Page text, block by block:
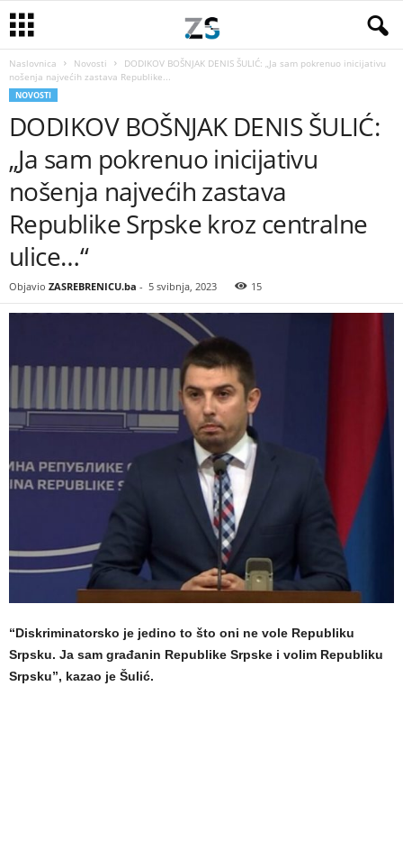
Naslovnica Novosti
DODIKOV BOŠNJAK DENIS ŠULIĆ: „Ja sam pokrenuo inicijativu
nošenja najvećih zastava Republike...
NOVOSTI
DODIKOV BOŠNJAK DENIS ŠULIĆ:
„Ja sam pokrenuo inicijativu
nošenja najvećih zastava
Republike Srpske kroz centralne
ulice…“
Objavio ZASREBRENICU.ba - 5 svibnja, 2023 15
“Diskriminatorsko je jedino to što oni ne vole Republiku
Srpsku. Ja sam građanin Republike Srpske i volim Republiku
Srpsku”, kazao je Šulić.